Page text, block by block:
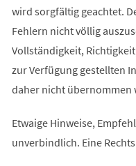
wird sorgfältig geachtet.
Fehlern nicht völlig
Vollständigkeit,
zur Verfügung gestellten
daher nicht übernommen
Etwaige Hinweise,
unverbindlich. Eine